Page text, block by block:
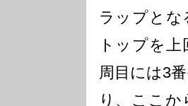
ラップとな
トップを
周目には3
り、ここ